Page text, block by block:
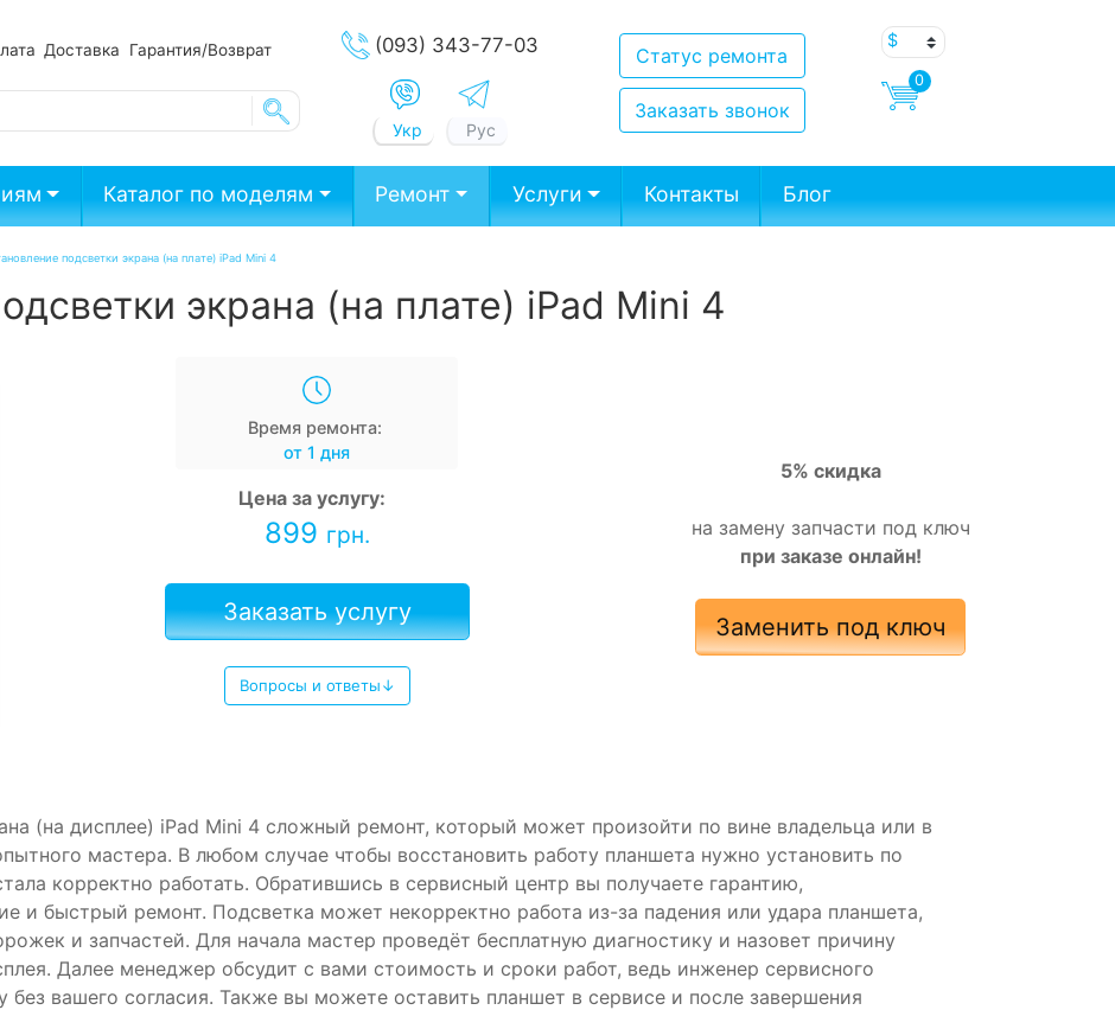
Доставка Гарантия/Возврат (093) 343-77-03
Укр Рус
Статус ремонта
Заказать звонок
0
Каталог по моделям Ремонт Услуги Контакты Блог
подсветки экрана (на плате) iPad Mini 4
экрана (на плате) iPad Mini 4
Время ремонта:
от 1 дня
Цена за услугу:
899 грн.
Заказать услугу
Вопросы и ответы↓
5% скидка
на замену запчасти под ключ
при заказе онлайн!
Заменить под ключ
(на дисплее) iPad Mini 4 сложный ремонт, который может произойти по вине владельца или в
мастера. В любом случае чтобы восстановить работу планшета нужно установить по
корректно работать. Обратившись в сервисный центр вы получаете гарантию,
и быстрый ремонт. Подсветка может некорректно работа из-за падения или удара планшета,
и запчастей. Для начала мастер проведёт бесплатную диагностику и назовет причину
Далее менеджер обсудит с вами стоимость и сроки работ, ведь инженер сервисного
без вашего согласия. Также вы можете оставить планшет в сервисе и после завершения